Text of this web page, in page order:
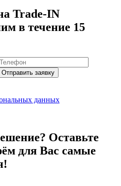
Trade-IN
в течение 15
Отправить заявку
данных
Оставьте
для Вас самые